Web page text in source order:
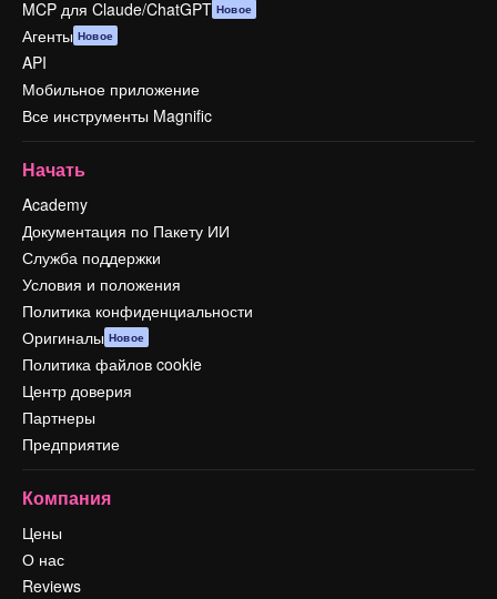
MCP для Claude/ChatGPT Новое
Агенты Новое
API
Мобильное приложение
Все инструменты Magnific
Начать
Academy
Документация по Пакету ИИ
Служба поддержки
Условия и положения
Политика конфиденциальности
Оригиналы Новое
Политика файлов cookie
Центр доверия
Партнеры
Предприятие
Компания
Цены
О нас
Reviews